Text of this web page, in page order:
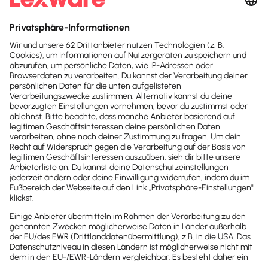
JTL WAWI von Intercon Systems
Belege aus der JTL Wawi von Intercon Systems
vollautomatisch zu Lexware Office exportieren.
PlainStaff
PlainStaff: Deine Lösung für Arbeitszeit-,